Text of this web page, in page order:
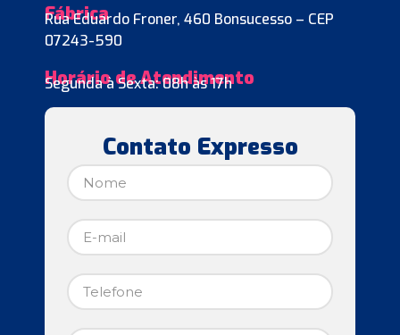
Fábrica
Rua Eduardo Froner, 460 Bonsucesso – CEP
07243-590
Horário de Atendimento
Segunda à Sexta: 08h às 17h
Contato Expresso